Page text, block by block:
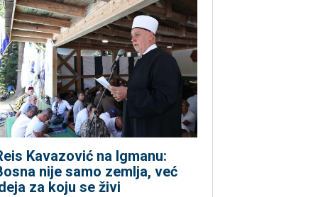
Kavazović na Igmanu:
nije samo zemlja, već
za koju se živi